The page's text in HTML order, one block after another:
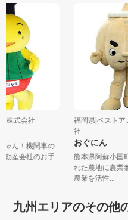
建株式会社
ゃん！機関車の
動産会社のお手
福岡県|ベスト
社
おぐにん
熊本県阿蘇小
れた農地に農
農業を活性...
九州エリアのその他